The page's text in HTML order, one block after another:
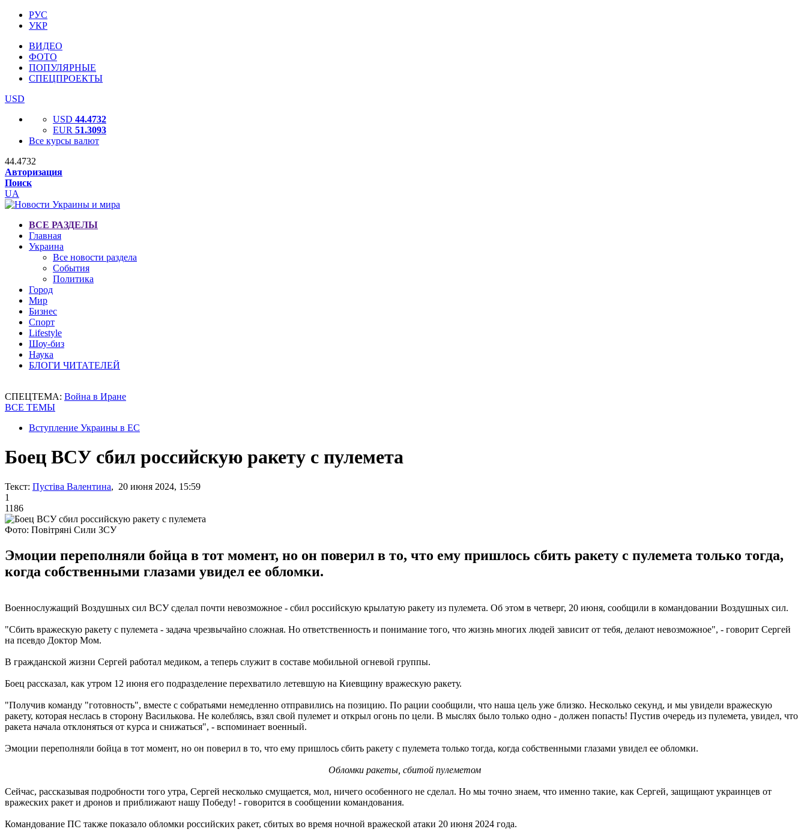
РУС
УКР
ВИДЕО
ФОТО
ПОПУЛЯРНЫЕ
СПЕЦПРОЕКТЫ
USD
USD 44.4732
EUR 51.3093
Все курсы валют
44.4732
Авторизация
Поиск
UA
ВСЕ РАЗДЕЛЫ
Главная
Украина
Все новости раздела
События
Политика
Город
Мир
Бизнес
Спорт
Lifestyle
Шоу-биз
Наука
БЛОГИ ЧИТАТЕЛЕЙ
СПЕЦТЕМА: Война в Иране
ВСЕ ТЕМЫ
Вступление Украины в ЕС
Боец ВСУ сбил российскую ракету с пулемета
Текст: Пустіва Валентина, 20 июня 2024, 15:59
1
1186
Фото: Повітряні Сили ЗСУ
Эмоции переполняли бойца в тот момент, но он поверил в то, что ему пришлось сбить ракету с пулемета только тогда,
когда собственными глазами увидел ее обломки.
Военнослужащий Воздушных сил ВСУ сделал почти невозможное - сбил российскую крылатую ракету из пулемета. Об этом в четверг, 20 июня, сообщили в командовании Воздушных сил.
"Сбить вражескую ракету с пулемета - задача чрезвычайно сложная. Но ответственность и понимание того, что жизнь многих людей зависит от тебя, делают невозможное", - говорит Сергей
на псевдо Доктор Мом.
В гражданской жизни Сергей работал медиком, а теперь служит в составе мобильной огневой группы.
Боец рассказал, как утром 12 июня его подразделение перехватило летевшую на Киевщину вражескую ракету.
"Получив команду "готовность", вместе с собратьями немедленно отправились на позицию. По рации сообщили, что наша цель уже близко. Несколько секунд, и мы увидели вражескую
ракету, которая неслась в сторону Василькова. Не колеблясь, взял свой пулемет и открыл огонь по цели. В мыслях было только одно - должен попасть! Пустив очередь из пулемета, увидел, что
ракета начала отклоняться от курса и снижаться", - вспоминает военный.
Эмоции переполняли бойца в тот момент, но он поверил в то, что ему пришлось сбить ракету с пулемета только тогда, когда собственными глазами увидел ее обломки.
Обломки ракеты, сбитой пулеметом
Сейчас, рассказывая подробности того утра, Сергей несколько смущается, мол, ничего особенного не сделал. Но мы точно знаем, что именно такие, как Сергей, защищают украинцев от
вражеских ракет и дронов и приближают нашу Победу! - говорится в сообщении командования.
Командование ПС также показало обломки российских ракет, сбитых во время ночной вражеской атаки 20 июня 2024 года.